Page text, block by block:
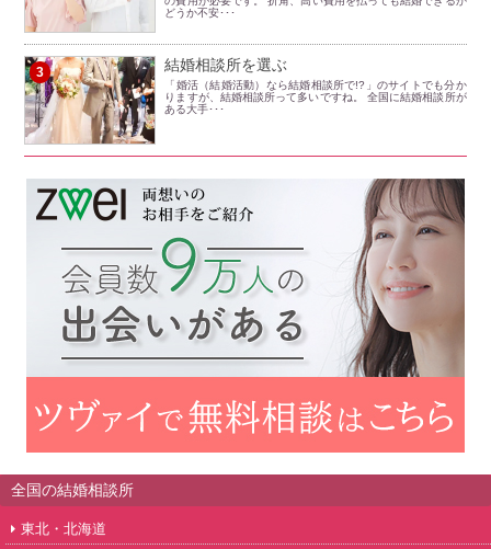
どうか不安･･･
3 結婚相談所を選ぶ
「婚活（結婚活動）なら結婚相談所で!?」のサイトでも分か
りますが、結婚相談所って多いですね。 全国に結婚相談所が
ある大手･･･
全国の結婚相談所
東北・北海道